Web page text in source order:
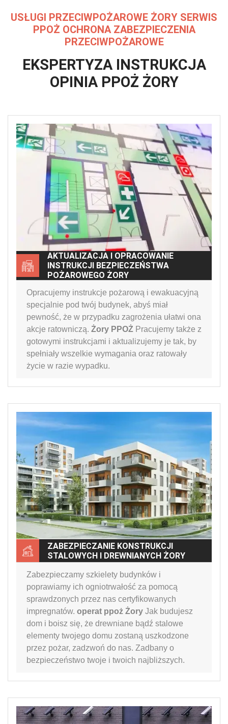
USŁUGI PRZECIWPOŻAROWE ŻORY SERWIS
PPOŻ OCHRONA ZABEZPIECZENIA
PRZECIWPOŻAROWE
EKSPERTYZA INSTRUKCJA
OPINIA PPOŻ ŻORY
AKTUALIZACJA I OPRACOWANIE
INSTRUKCJI BEZPIECZEŃSTWA
POŻAROWEGO ŻORY
Opracujemy instrukcje pożarową i ewakuacyjną
specjalnie pod twój budynek, abyś miał
pewność, że w przypadku zagrożenia ułatwi ona
akcje ratowniczą. Żory PPOŻ Pracujemy także z
gotowymi instrukcjami i aktualizujemy je tak, by
spełniały wszelkie wymagania oraz ratowały
życie w razie wypadku.
ZABEZPIECZANIE KONSTRUKCJI
STALOWYCH I DREWNIANYCH ŻORY
Zabezpieczamy szkielety budynków i
poprawiamy ich ogniotrwałość za pomocą
sprawdzonych przez nas certyfikowanych
impregnatów. operat ppoż Żory Jak budujesz
dom i boisz się, że drewniane bądź stalowe
elementy twojego domu zostaną uszkodzone
przez pożar, zadzwoń do nas. Zadbany o
bezpieczeństwo twoje i twoich najbliższych.